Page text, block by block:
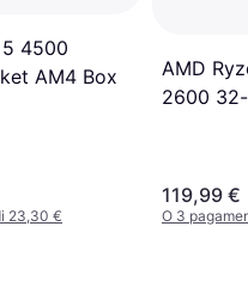
4500
AM4 Box
23,30 €
AMD
2600
119,99 €
O 3